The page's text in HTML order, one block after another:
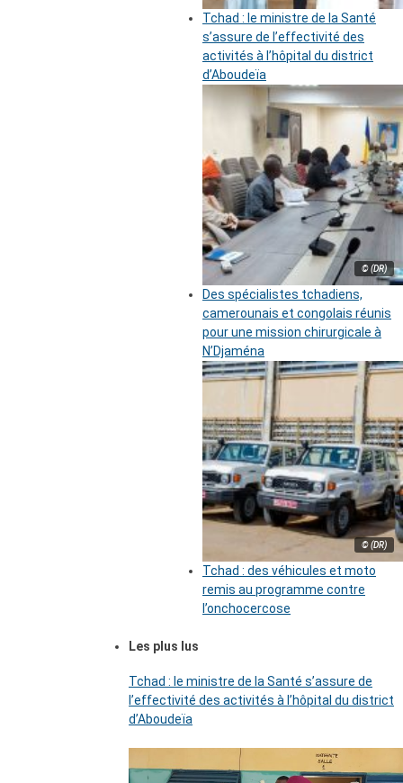
Tchad : le ministre de la Santé
s’assure de l’effectivité des
activités à l’hôpital du district
d’Aboudeïa
© (DR)
Des spécialistes tchadiens,
camerounais et congolais réunis
pour une mission chirurgicale à
N’Djaména
© (DR)
Tchad : des véhicules et moto
remis au programme contre
l’onchocercose
Les plus lus
Tchad : le ministre de la Santé s’assure de
l’effectivité des activités à l’hôpital du district
d’Aboudeïa